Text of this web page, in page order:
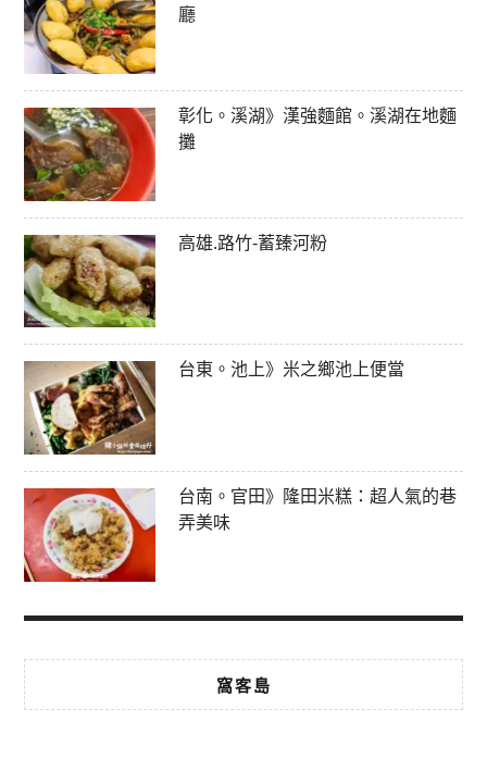
廳
彰化。溪湖》漢強麵館。溪湖在地麵
攤
高雄.路竹-蓄臻河粉
台東。池上》米之鄉池上便當
台南。官田》隆田米糕：超人氣的巷
弄美味
窩客島